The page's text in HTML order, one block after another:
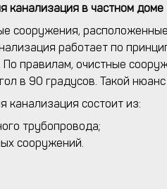
канализация в частном доме
сооружения,
работает по
По правилам, очистные
в 90 градусов. Такой
канализация состоит из:
трубопровода;
сооружений.